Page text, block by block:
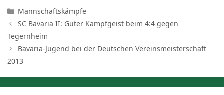
Kategorien
Mannschaftskämpfe
SC Bavaria II: Guter Kampfgeist beim 4:4 gegen
Tegernheim
Bavaria-Jugend bei der Deutschen Vereinsmeisterschaft
2013